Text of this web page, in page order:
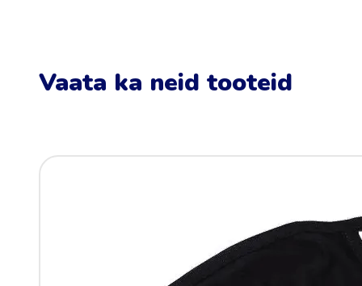
Vaata ka neid tooteid